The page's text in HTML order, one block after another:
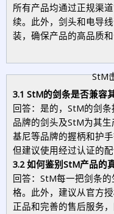
所有产品均通过正规渠
续。此外，剑头和电导
装，确保产品的高品质和
StM
3.1 StM的剑条是否兼容
回答：是的，StM的剑
品牌的剑头及StM为其
基尼等品牌的握柄和护
但建议使用经过认证的
3.2 如何鉴别StM产品的
回答：StM每一把剑条
格。此外，建议从官方
正品和完善的售后服务